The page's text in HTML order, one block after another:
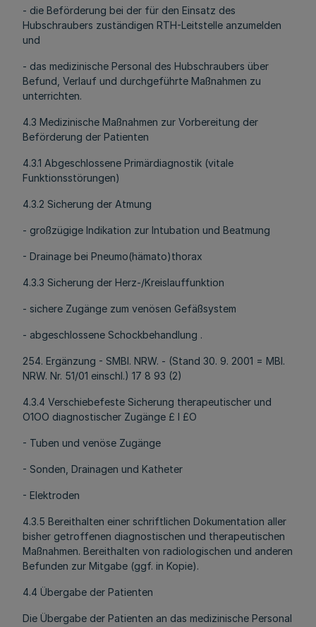
- die Beförderung bei der für den Einsatz des
Hubschraubers zuständigen RTH-Leitstelle anzumelden
und
- das medizinische Personal des Hubschraubers über
Befund, Verlauf und durchgeführte Maßnahmen zu
unterrichten.
4.3 Medizinische Maßnahmen zur Vorbereitung der
Beförderung der Patienten
4.3.1 Abgeschlossene Primärdiagnostik (vitale
Funktionsstörungen)
4.3.2 Sicherung der Atmung
- großzügige Indikation zur Intubation und Beatmung
- Drainage bei Pneumo(hämato)thorax
4.3.3 Sicherung der Herz-/Kreislauffunktion
- sichere Zugänge zum venösen Gefäßsystem
- abgeschlossene Schockbehandlung .
254. Ergänzung - SMBl. NRW. - (Stand 30. 9. 2001 = MBl.
NRW. Nr. 51/01 einschl.) 17 8 93 (2)
4.3.4 Verschiebefeste Sicherung therapeutischer und
O1OO diagnostischer Zugänge £ l £O
- Tuben und venöse Zugänge
- Sonden, Drainagen und Katheter
- Elektroden
4.3.5 Bereithalten einer schriftlichen Dokumentation aller
bisher getroffenen diagnostischen und therapeutischen
Maßnahmen. Bereithalten von radiologischen und anderen
Befunden zur Mitgabe (ggf. in Kopie).
4.4 Übergabe der Patienten
Die Übergabe der Patienten an das medizinische Personal